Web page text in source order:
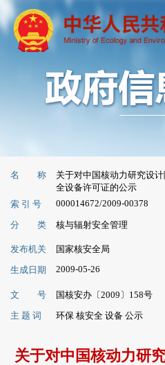
名 称
关于对中国核动力研究设
全设备许可证的公示
索 引 号
000014672/2009-00378
分 类 核与辐射安全管理
发布机关
国家核安全局
生成日期
2009-05-26
文 号
国核安办〔2009〕158号
主 题 词
环保 核安全 设备 公示
关于对中国核动力研